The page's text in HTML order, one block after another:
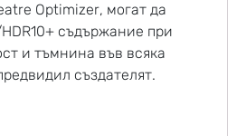
Optimizer, могат да
съдържание при
и тъмнина във всяка
създателят.